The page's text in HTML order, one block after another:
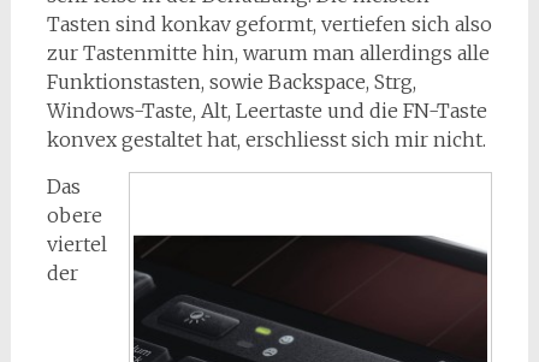
Tasten sind konkav geformt, vertiefen sich also
zur Tastenmitte hin, warum man allerdings alle
Funktionstasten, sowie Backspace, Strg,
Windows-Taste, Alt, Leertaste und die FN-Taste
konvex gestaltet hat, erschliesst sich mir nicht.
Das
obere
viertel
der